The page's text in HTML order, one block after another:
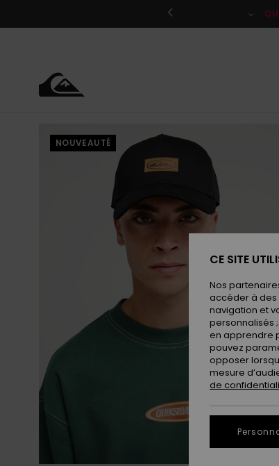
le
NOUVEAUTÉ
CE SITE
Nos
accéder à des
navigation et
personnalisés
en apprendre
pouvez
opposer
mesure
de